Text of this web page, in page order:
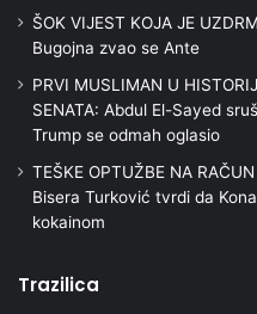
ŠOK VIJEST KOJA JE
Bugojna zvao se Ante
PRVI MUSLIMAN U
SENATA: Abdul El-Sayed
Trump se odmah oglasio
TEŠKE OPTUŽBE NA
Bisera Turković tvrdi da
kokainom
Trazilica